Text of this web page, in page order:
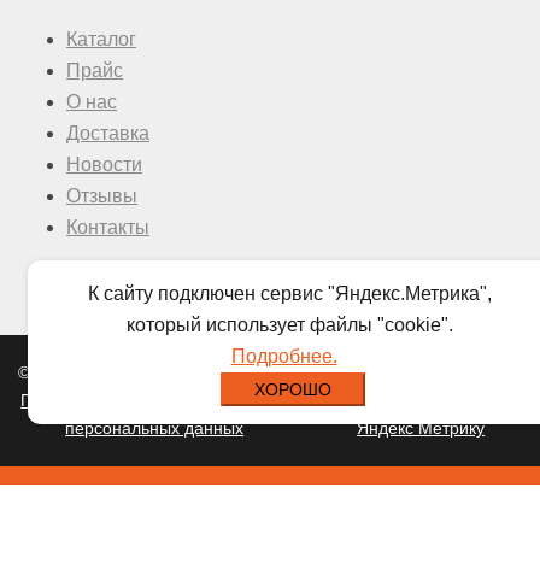
Каталог
Прайс
О нас
Доставка
Новости
Отзывы
Контакты
© 2026 ООО "УралМет-Сибирь".Разработка сайта.
Политика в отношении обработки
персональных данных
|
Мы используем cookies и
Яндекс Метрику
К сайту подключен сервис "Яндекс.Метрика",
который использует файлы "cookie".
Подробнее.
ХОРОШО